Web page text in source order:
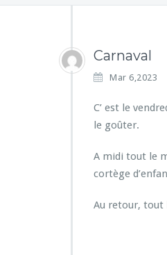
Carnaval
Mar 6,2023
C’ est le
le goûter.
A midi tout le
cortège
Au retour, tout